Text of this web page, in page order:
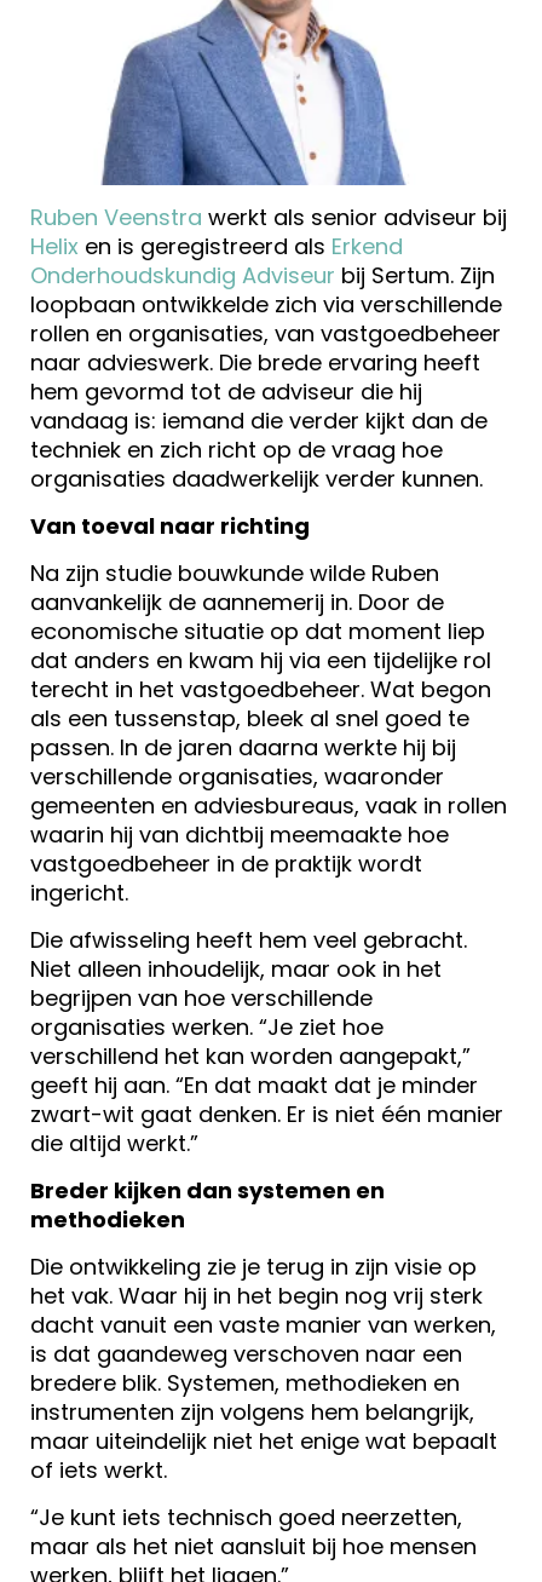
Ruben Veenstra werkt als senior adviseur bij
Helix en is geregistreerd als Erkend
Onderhoudskundig Adviseur bij Sertum. Zijn
loopbaan ontwikkelde zich via verschillende
rollen en organisaties, van vastgoedbeheer
naar advieswerk. Die brede ervaring heeft
hem gevormd tot de adviseur die hij
vandaag is: iemand die verder kijkt dan de
techniek en zich richt op de vraag hoe
organisaties daadwerkelijk verder kunnen.
Van toeval naar richting
Na zijn studie bouwkunde wilde Ruben
aanvankelijk de aannemerij in. Door de
economische situatie op dat moment liep
dat anders en kwam hij via een tijdelijke rol
terecht in het vastgoedbeheer. Wat begon
als een tussenstap, bleek al snel goed te
passen. In de jaren daarna werkte hij bij
verschillende organisaties, waaronder
gemeenten en adviesbureaus, vaak in rollen
waarin hij van dichtbij meemaakte hoe
vastgoedbeheer in de praktijk wordt
ingericht.
Die afwisseling heeft hem veel gebracht.
Niet alleen inhoudelijk, maar ook in het
begrijpen van hoe verschillende
organisaties werken. “Je ziet hoe
verschillend het kan worden aangepakt,”
geeft hij aan. “En dat maakt dat je minder
zwart-wit gaat denken. Er is niet één manier
die altijd werkt.”
Breder kijken dan systemen en
methodieken
Die ontwikkeling zie je terug in zijn visie op
het vak. Waar hij in het begin nog vrij sterk
dacht vanuit een vaste manier van werken,
is dat gaandeweg verschoven naar een
bredere blik. Systemen, methodieken en
instrumenten zijn volgens hem belangrijk,
maar uiteindelijk niet het enige wat bepaalt
of iets werkt.
“Je kunt iets technisch goed neerzetten,
maar als het niet aansluit bij hoe mensen
werken, blijft het liggen.”